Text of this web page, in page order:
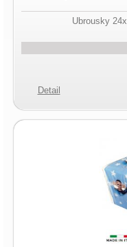
Ubrousky
Detail